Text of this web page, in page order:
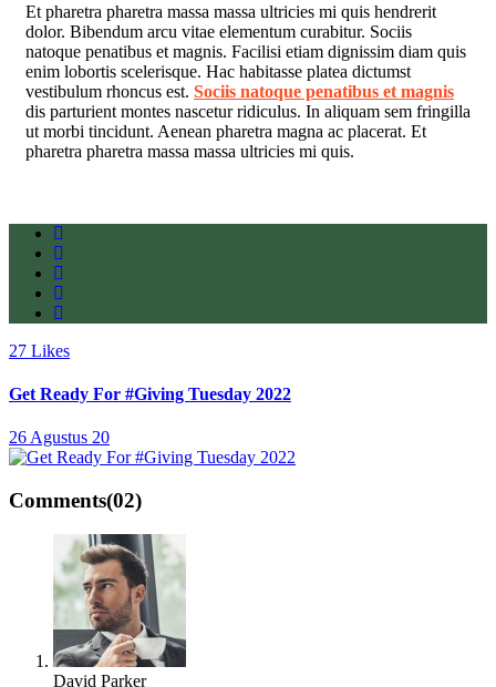
Et pharetra pharetra massa massa ultricies mi quis hendrerit
dolor. Bibendum arcu vitae elementum curabitur. Sociis
natoque penatibus et magnis. Facilisi etiam dignissim diam quis
enim lobortis scelerisque. Hac habitasse platea dictumst
vestibulum rhoncus est. Sociis natoque penatibus et magnis
dis parturient montes nascetur ridiculus. In aliquam sem fringilla
ut morbi tincidunt. Aenean pharetra magna ac placerat. Et
pharetra pharetra massa massa ultricies mi quis.
27 Likes
Get Ready For #Giving Tuesday 2022
26 Agustus 20
Comments(02)
David Parker